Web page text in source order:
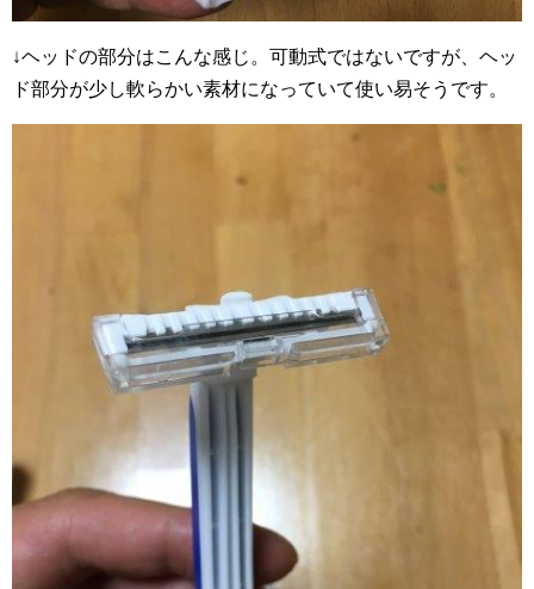
↓ヘッドの部分はこんな感じ。可動式ではないですが、ヘッ
ド部分が少し軟らかい素材になっていて使い易そうです。